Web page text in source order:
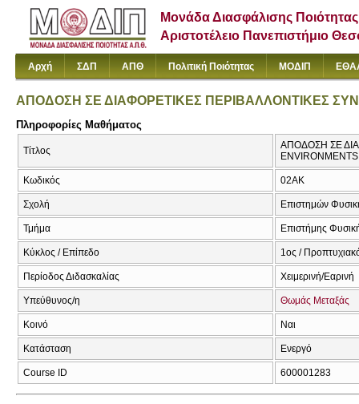
Μονάδα Διασφάλισης Ποιότητας
Αριστοτέλειο Πανεπιστήμιο
Αρχή ΣΔΠ ΑΠΘ Πολιτική Ποιότητας ΜΟΔΙΠ
ΑΠΟΔΟΣΗ ΣΕ ΔΙΑΦΟΡΕΤΙΚΕΣ ΠΕΡΙΒΑΛΛΟΝΤΙΚΕΣ
Πληροφορίες Μαθήματος
Τίτλος
ΑΠΟΔΟΣΗ ΣΕ
ENVIRONMENTS
Κωδικός 02ΑΚ
Σχολή Επιστημών
Τμήμα Επιστήμης
Κύκλος / Επίπεδο 1ος /
Περίοδος Διδασκαλίας Χειμερινή/Εαρινή
Υπεύθυνος/η Θωμάς Μεταξάς
Κοινό Ναι
Κατάσταση Ενεργό
Course ID 600001283